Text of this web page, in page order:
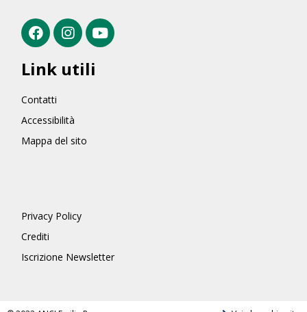
Link utili
Contatti
Accessibilità
Mappa del sito
Privacy Policy
Crediti
Iscrizione Newsletter